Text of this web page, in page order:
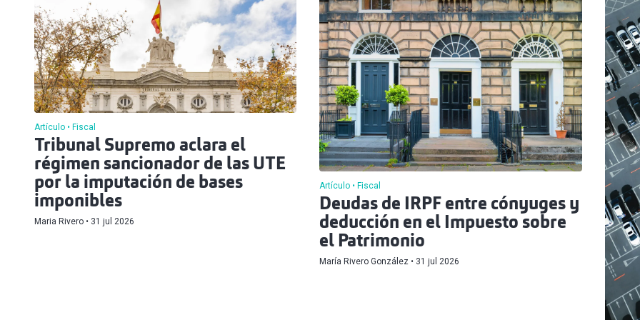
Artículo Fiscal
Tribunal Supremo aclara el
régimen sancionador de las UTE
por la imputación de bases
imponibles
Maria Rivero 31 jul 2026
Artículo Fiscal
Deudas de IRPF entre cónyuges y
deducción en el Impuesto sobre
el Patrimonio
María Rivero González 31 jul 2026